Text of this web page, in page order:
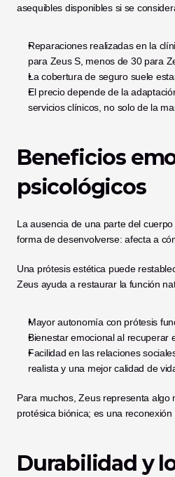
asequibles disponibles si se
Reparaciones realizadas en la
para Zeus S, menos de 30 para
La cobertura de seguro suele
El precio depende de la
servicios clínicos, no solo de la
Beneficios
psicológicos
La ausencia de una parte del
forma de desenvolverse: afecta a
Una prótesis estética puede
Zeus ayuda a restaurar la función
Mayor autonomía con prótesis
Bienestar emocional al recuperar
Facilidad en las relaciones
realista y una mejor calidad de
Para muchos, Zeus representa algo
protésica biónica; es una reconexión
Durabilidad y